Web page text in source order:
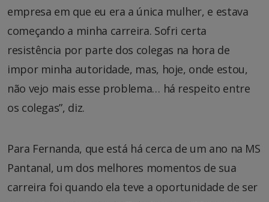
empresa em que eu era a única mulher, e estava
começando a minha carreira. Sofri certa
resistência por parte dos colegas na hora de
impor minha autoridade, mas, hoje, onde estou,
não vejo mais esse problema… há respeito entre
os colegas”, diz.
Para Fernanda, que está há cerca de um ano na MS
Pantanal, um dos melhores momentos de sua
carreira foi quando ela teve a oportunidade de ser